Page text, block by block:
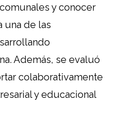
y conocer
una de las
Además, se evaluó
colaborativamente
y educacional